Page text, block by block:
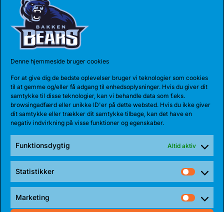
Denne hjemmeside bruger cookies
For at give dig de bedste oplevelser bruger vi teknologier som cookies
til at gemme og/eller få adgang til enhedsoplysninger. Hvis du giver dit
samtykke til disse teknologier, kan vi behandle data som f.eks.
browsingadfærd eller unikke ID'er på dette websted. Hvis du ikke giver
dit samtykke eller trækker dit samtykke tilbage, kan det have en
negativ indvirkning på visse funktioner og egenskaber.
Funktionsdygtig Altid aktiv
Statistikker
Marketing
04 AUG 2026
Bakken Bears har indgået en etårig aftale med
Jarnel Rancy. Rancy har skrevet sig...